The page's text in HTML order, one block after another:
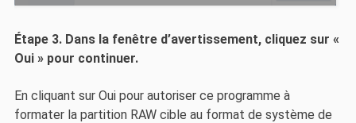
Étape 3. Dans la fenêtre d’avertissement, cliquez sur «
Oui » pour continuer.
En cliquant sur Oui pour autoriser ce programme à
formater la partition RAW cible au format de système de